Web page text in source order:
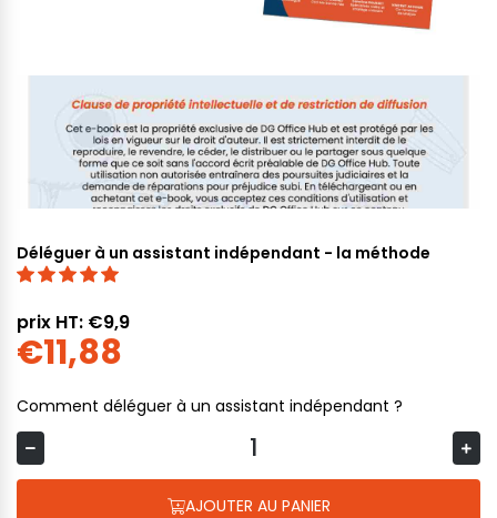
Déléguer à un assistant indépendant - la méthode
prix HT: €9,9
€11,88
Comment déléguer à un assistant indépendant ?
AJOUTER AU PANIER